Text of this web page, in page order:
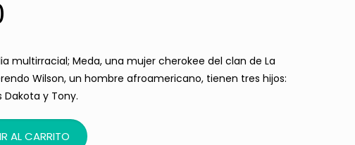
multirracial; Meda, una mujer cherokee del clan de La
Wilson, un hombre afroamericano, tienen tres hijos:
Dakota y Tony.
AL CARRITO